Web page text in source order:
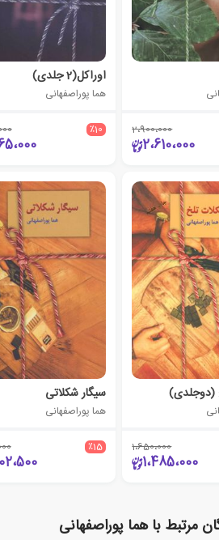
2،900،000
2،610،000
اوراکل(2 جلدی)
هما پوراصفهانی
٪10
(دوجلدی)
1،650،000
1،485،000
سیگار شکلاتی
هما پوراصفهانی
٪15
مرتبط با هما پوراصفهانی